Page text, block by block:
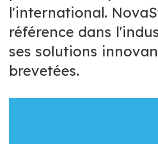
l'international.
référence dans
ses solutions
brevetées.